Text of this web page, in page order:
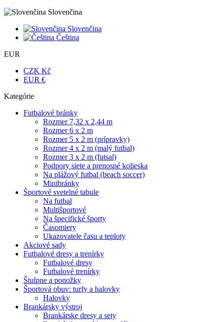
Slovenčina
Slovenčina
Čeština
EUR
CZK Kč
EUR €
Kategórie
Futbalové bránky
Rozmer 7,32 x 2,44 m
Rozmer 6 x 2 m
Rozmer 5 x 2 m (prípravky)
Rozmer 4 x 2 m (malý futbal)
Rozmer 3 x 2 m (futsal)
Podpory siete a prenosné kolieska
Na plážový futbal (beach soccer)
Minibránky
Športové svetelné tabule
Na futbal
Multišportové
Na špecifické športy
Časomiery
Ukazovatele času a teploty
Akciové sady
Futbalové dresy a trenírky
Futbalové dresy
Futbalové trenírky
Štulpne a ponožky
Športová obuv: turfy a halovky
Halovky
Brankársky výstroj
Brankárske dresy a sety